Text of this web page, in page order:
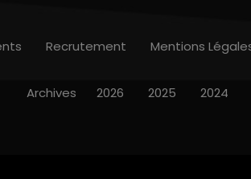
Recrutement Mentions
Archives 2026 2025 2024